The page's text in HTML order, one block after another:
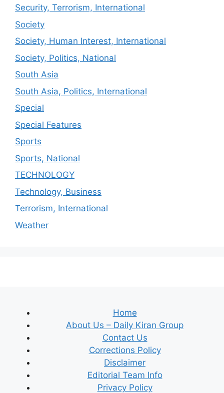
Security, Terrorism, International
Society
Society, Human Interest, International
Society, Politics, National
South Asia
South Asia, Politics, International
Special
Special Features
Sports
Sports, National
TECHNOLOGY
Technology, Business
Terrorism, International
Weather
Home
About Us – Daily Kiran Group
Contact Us
Corrections Policy
Disclaimer
Editorial Team Info
Privacy Policy